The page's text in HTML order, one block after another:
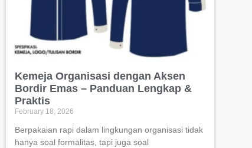
Kemeja Organisasi dengan Aksen
Bordir Emas – Panduan Lengkap &
Praktis
February 18, 2026
Berpakaian rapi dalam lingkungan organisasi tidak
hanya soal formalitas, tapi juga soal